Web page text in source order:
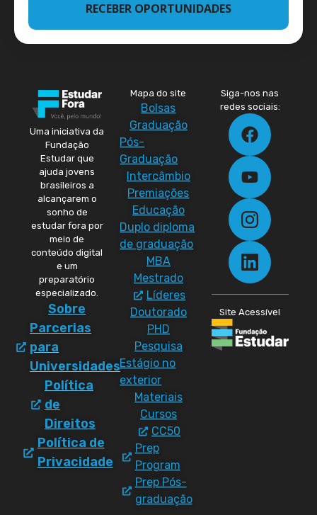
RECEBER OPORTUNIDADES
Uma iniciativa da
Fundação
Estudar que
ajuda jovens
brasileiros a
alcançarem o
sonho de
estudar fora por
meio de
conteúdo digital
e um
preparatório
especializado.
Sobre
Parcerias
para
Universidades
Política
de
Direitos
Política de
Privacidade
Mapa do site
Bolsas
Graduação
Pós-
Graduação
Intercâmbio
Premiações
Educação
Duplo diploma
de graduação
MBA
Mestrado
Líderes
Doutorado
PHD
Pesquisa
Estágio no
exterior
Materiais
Cursos
CC50
Prep
Program
Prep Pós-
graduação
Siga-nos nas
redes sociais:
Site Acessível